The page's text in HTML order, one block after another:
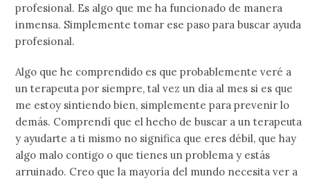
profesional. Es algo que me ha funcionado de manera
inmensa. Simplemente tomar ese paso para buscar ayuda
profesional.
Algo que he comprendido es que probablemente veré a
un terapeuta por siempre, tal vez un día al mes si es que
me estoy sintiendo bien, simplemente para prevenir lo
demás. Comprendí que el hecho de buscar a un terapeuta
y ayudarte a ti mismo no significa que eres débil, que hay
algo malo contigo o que tienes un problema y estás
arruinado. Creo que la mayoría del mundo necesita ver a